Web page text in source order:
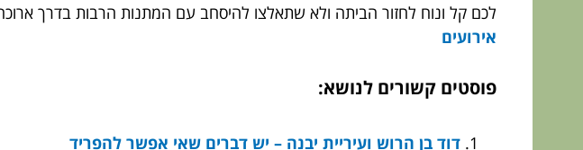
לכם קל ונוח לחזור הביתה ולא שתאלצו להיסחב עם המתנות הרבות בדרך ארוכה
אירועים
פוסטים קשורים לנושא:
דוד בן הרוש ועיריית יבנה – יש דברים שאי אפשר להפריד